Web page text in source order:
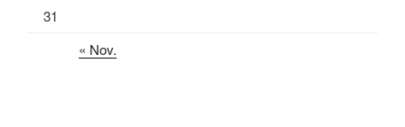
31
« Nov.